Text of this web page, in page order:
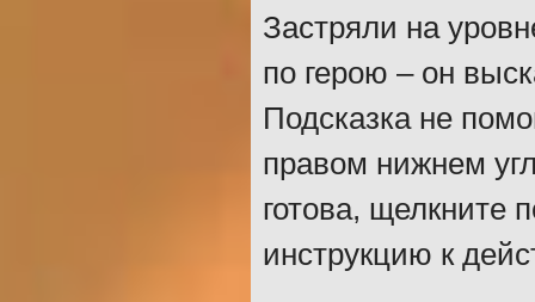
Застряли на
по герою – он
Подсказка не
правом нижнем
готова, щелкните
инструкцию к